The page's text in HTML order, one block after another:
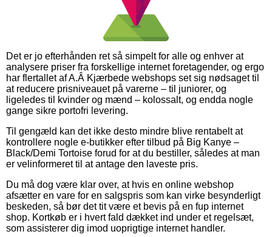
Det er jo efterhånden ret så simpelt for alle og enhver at
analysere priser fra forskellige internet foretagender, og ergo
har flertallet af A.Â Kjærbede webshops set sig nødsaget til
at reducere prisniveauet på varerne – til juniorer, og
ligeledes til kvinder og mænd – kolossalt, og endda nogle
gange sikre portofri levering.
Til gengæld kan det ikke desto mindre blive rentabelt at
kontrollere nogle e-butikker efter tilbud på Big Kanye –
Black/Demi Tortoise forud for at du bestiller, således at man
er velinformeret til at antage den laveste pris.
Du må dog være klar over, at hvis en online webshop
afsætter en vare for en salgspris som kan virke besynderligt
beskeden, så bør det tit være et bevis på en fup internet
shop. Kortkøb er i hvert fald dækket ind under et regelsæt,
som assisterer dig imod uoprigtige internet handler.